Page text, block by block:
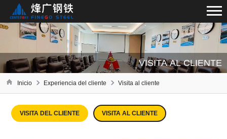
VISITA AL CLIENTE
Inicio Experiencia del cliente Visita al cliente
VISITA DEL CLIENTE VISITA AL CLIENTE